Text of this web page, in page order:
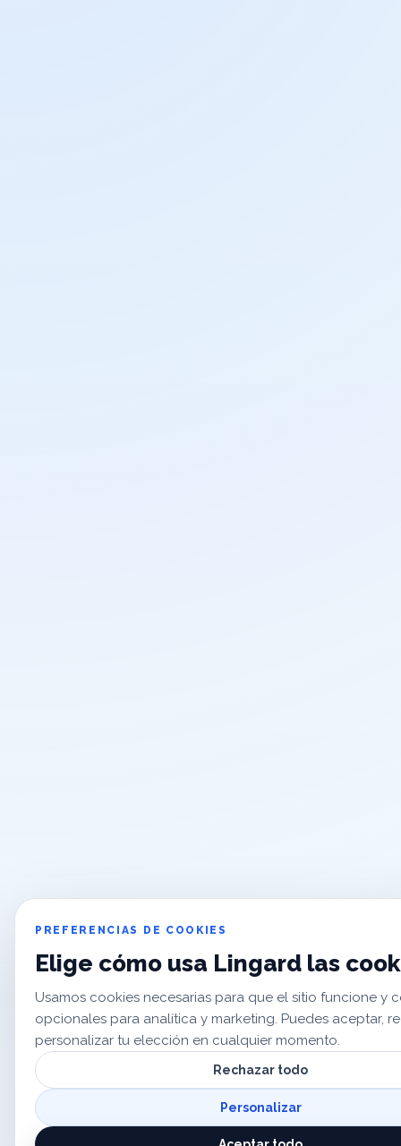
PREFERENCIAS DE COOKIES
Elige cómo usa Lingard las
Usamos cookies necesarias para que el sitio funcione y
opcionales para analítica y marketing. Puedes aceptar,
personalizar tu elección en cualquier momento.
Rechazar todo
Personalizar